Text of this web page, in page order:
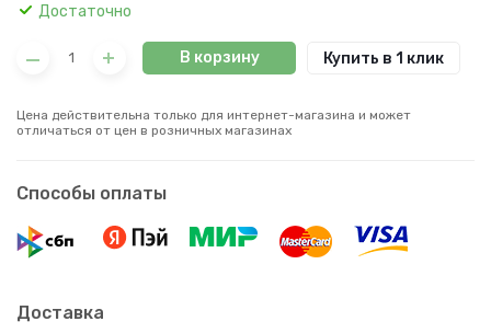
Достаточно
В корзину Купить в 1 клик
Цена действительна только для интернет-магазина и может
отличаться от цен в розничных магазинах
Способы оплаты
Доставка